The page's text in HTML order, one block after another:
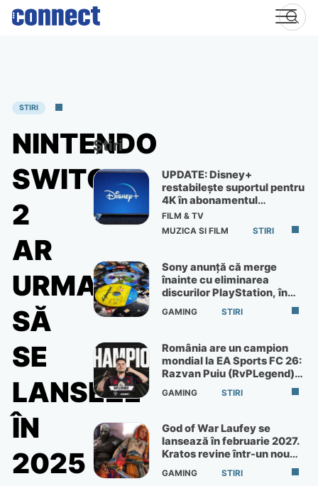
Skip
STIRI
NINTENDO
SWITCH
2
AR
URMA
SĂ
SE
LANSEZE
ÎN
2025
Știri
UPDATE: Disney+
restabilește suportul pentru
4K în abonamentul
Premium
FILM & TV
MUZICA SI FILM
STIRI
Sony anunță că merge
înainte cu eliminarea
discurilor PlayStation, în
ciuda protestelor
GAMING STIRI
România are un campion
mondial la EA Sports FC 26:
Razvan Puiu (RvPLegend)
câștigă turneul de la Paris
GAMING STIRI
God of War Laufey se
lansează în februarie 2027.
Kratos revine într-un nou
God of War
GAMING STIRI